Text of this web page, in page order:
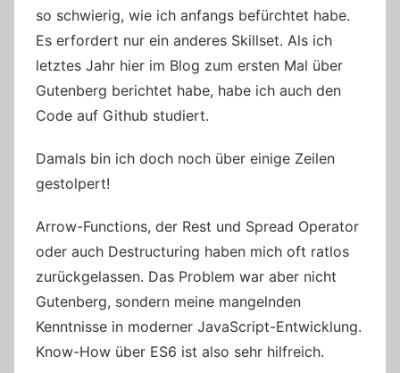
so schwierig, wie ich anfangs befürchtet habe.
Es erfordert nur ein anderes Skillset. Als ich
letztes Jahr hier im Blog zum ersten Mal über
Gutenberg berichtet habe, habe ich auch den
Code auf Github studiert.
Damals bin ich doch noch über einige Zeilen
gestolpert!
Arrow-Functions, der Rest und Spread Operator
oder auch Destructuring haben mich oft ratlos
zurückgelassen. Das Problem war aber nicht
Gutenberg, sondern meine mangelnden
Kenntnisse in moderner JavaScript-Entwicklung.
Know-How über ES6 ist also sehr hilfreich.